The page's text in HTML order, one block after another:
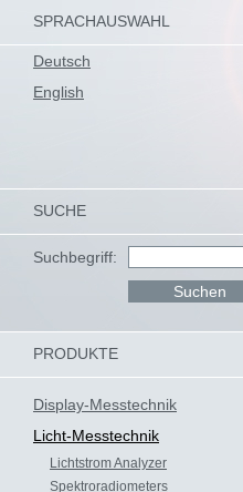
SPRACHAUSWAHL
Deutsch
English
SUCHE
Suchbegriff:
PRODUKTE
Display-Messtechnik
Licht-Messtechnik
Lichtstrom Analyzer
Spektroradiometers